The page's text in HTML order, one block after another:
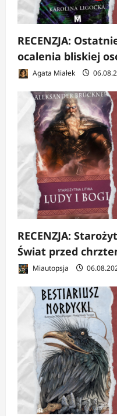
RECENZJA:
ocalenia bliskiej
Agata Miałek
RECENZJA:
Świat przed
Miautopsja